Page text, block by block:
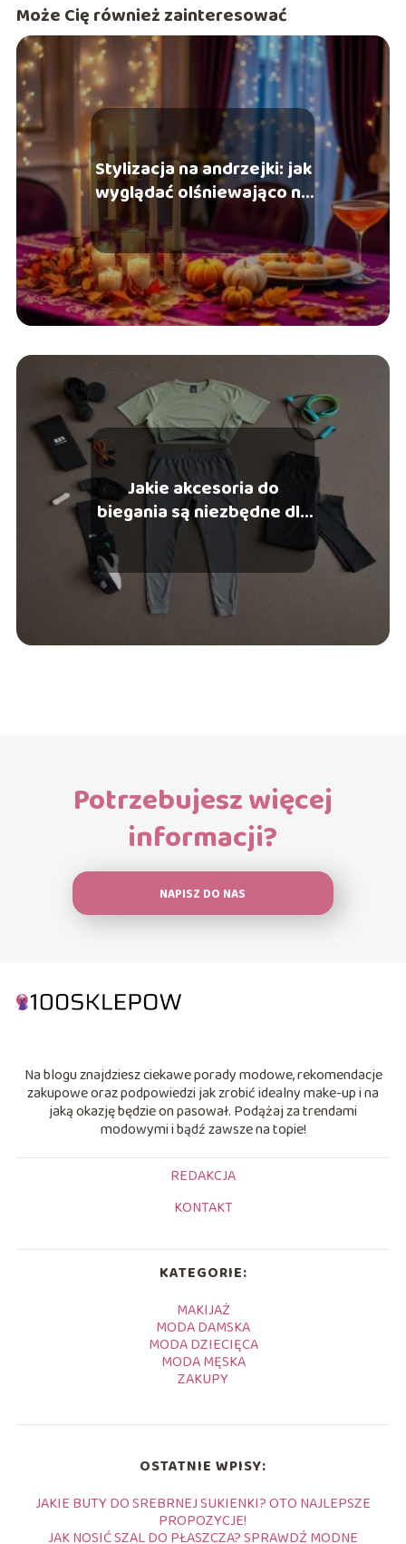
Może Cię również zainteresować
Stylizacja na andrzejki: jak
wyglądać olśniewająco na
imprezie?
Jakie akcesoria do
biegania są niezbędne dla
stylowego mężczyzny
Potrzebujesz więcej
informacji?
NAPISZ DO NAS
Na blogu znajdziesz ciekawe porady modowe, rekomendacje
zakupowe oraz podpowiedzi jak zrobić idealny make-up i na
jaką okazję będzie on pasował. Podążaj za trendami
modowymi i bądź zawsze na topie!
REDAKCJA
KONTAKT
KATEGORIE:
MAKIJAŻ
MODA DAMSKA
MODA DZIECIĘCA
MODA MĘSKA
ZAKUPY
OSTATNIE WPISY:
JAKIE BUTY DO SREBRNEJ SUKIENKI? OTO NAJLEPSZE
PROPOZYCJE!
JAK NOSIĆ SZAL DO PŁASZCZA? SPRAWDŹ MODNE